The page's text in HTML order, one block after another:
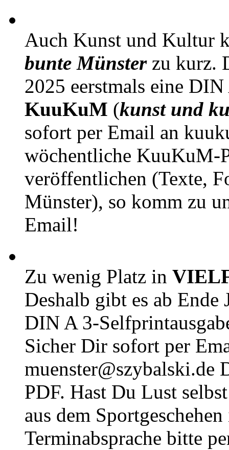
Auch Kunst und Kultur
bunte Münsterzu kurz.
2025 eerstmals eine
KuuKuM (kunst und
sofort per Email an
wöchentliche KuuKuM-
veröffentlichen (Texte,
Münster), so komm zu
Email!
Zu wenig Platz in
Deshalb gibt es ab Ende
DIN A 3-
Sicher Dir sofort per
muenster@szybalski.de
PDF. Hast Du Lust
aus dem
Terminabsprache bitte